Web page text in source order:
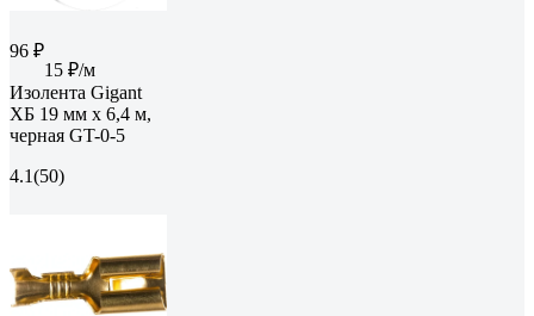
96 ₽
15 ₽/м
Изолента Gigant
ХБ 19 мм х 6,4 м,
черная GT-0-5
4.1(50)